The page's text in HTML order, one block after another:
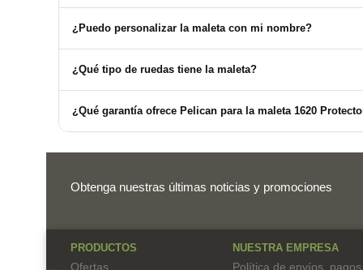
¿Puedo personalizar la maleta con mi nombre?
¿Qué tipo de ruedas tiene la maleta?
¿Qué garantía ofrece Pelican para la maleta 1620
Obtenga nuestras últimas noticias y promociones
PRODUCTOS
Ofertas
NUESTRA EMPRESA
Política de envíos,